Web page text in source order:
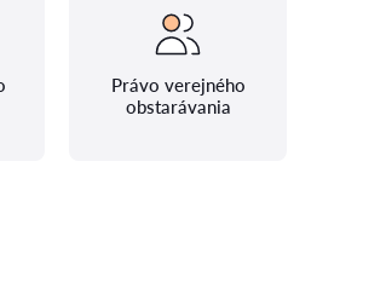
Právo verejného
obstarávania